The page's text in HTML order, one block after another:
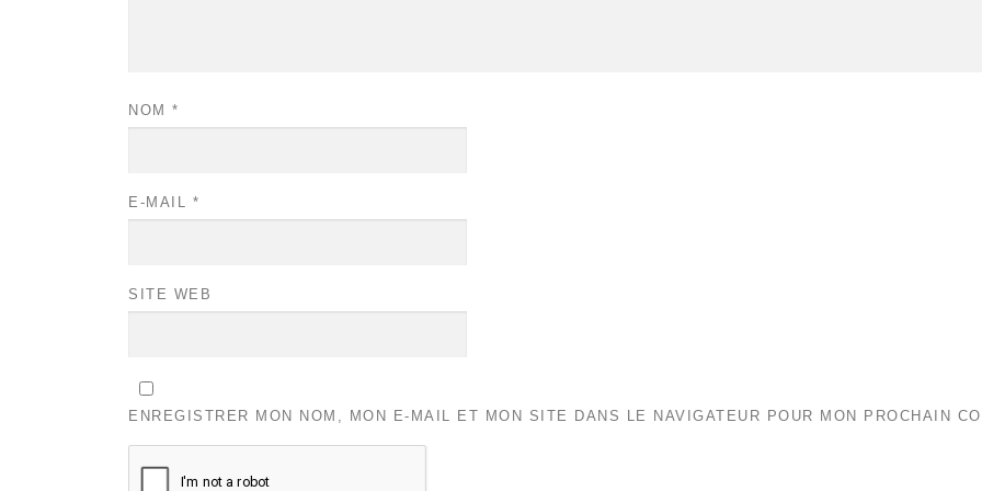
NOM *
E-MAIL *
SITE WEB
ENREGISTRER MON NOM, MON E-MAIL ET MON SITE DANS LE NAVIGATEUR POUR MON PROCHAIN